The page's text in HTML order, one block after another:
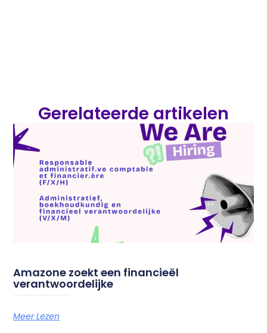
Gerelateerde artikelen
Amazone zoekt een financieël
verantwoordelijke
Meer Lezen